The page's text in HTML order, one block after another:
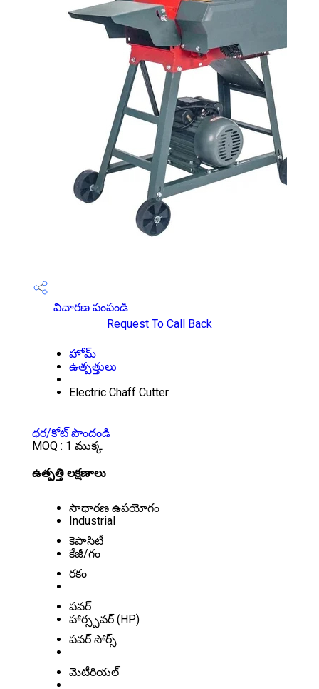
విచారణ పంపండి
Request To Call Back
హోమ్
ఉత్పత్తులు
Electric Chaff Cutter
ధర/కోట్ పొందండి
MOQ : 1 ముక్క
ఉత్పత్తి లక్షణాలు
సాధారణ ఉపయోగం
Industrial
కెపాసిటీ
కేజీ/గం
రకం
పవర్
హార్స్పవర్ (HP)
పవర్ సోర్స్
మెటీరియల్